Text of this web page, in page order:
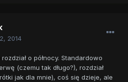
2014
o północy. Standardowo
(czemu tak długo?), rozdział
jak dla mnie), coś się dzieje, ale